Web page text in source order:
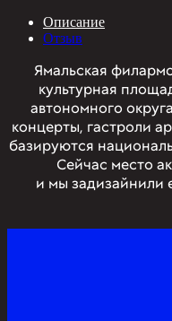
Описание
Отзыв
Ямальская
культурная
автономного
концерты, гастроли
базируются
Сейчас место
и мы задизайнили